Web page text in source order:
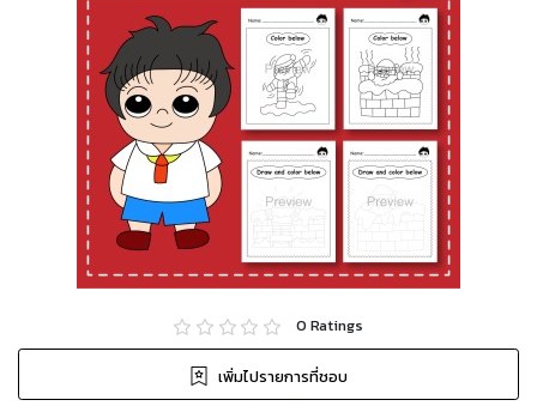
0 Ratings
เพิ่มไปรายการที่ชอบ